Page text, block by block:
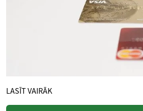
LASĪT VAIRĀK